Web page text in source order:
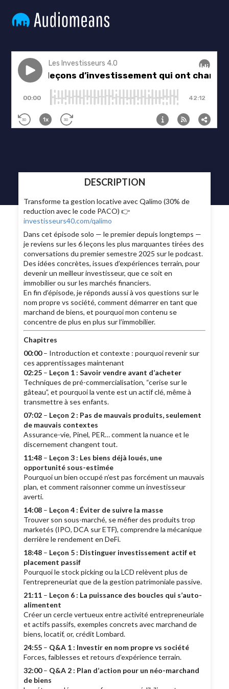
DESCRIPTION
Transforme ta gestion locative avec Qalimo (30% de
reduction avec le code PACO) 👉
investisseurs40.com/qalimo
Dans cet épisode solo — le premier depuis longtemps —
je reviens sur les 6 leçons les plus marquantes tirées des
conversations du premier semestre 2025 sur le podcast.
Des idées concrètes, issues d’expériences terrain, pour
devenir un meilleur investisseur, que ce soit en
immobilier ou sur les marchés financiers.
En fin d’épisode, je réponds aussi à vos questions sur le
nom propre vs société, comment démarrer en tant que
marchand de biens, et pourquoi mon contenu se
concentre de plus en plus sur l’immobilier.
Chapitres
00:00– Introduction et contexte : pourquoi revenir sur
ces apprentissages maintenant
02:25 – Leçon 1 : Savoir vendre avant d’acheter
Techniques de pré-commercialisation, “cerise sur le
gâteau”, et pourquoi la vente est un actif clé, même à
transmettre à ses enfants.
07:02 – Leçon 2 : Pas de mauvais produits, seulement
de mauvais contextes
Assurance-vie, Pinel, PER… comment la nuance et le
discernement changent tout.
11:48 – Leçon 3 : Les biens déjà loués, une
opportunité sous-estimée
Pourquoi un bien occupé n’est pas forcément un mauvais
plan, et comment raisonner comme un investisseur
averti.
14:08 – Leçon 4 : Éviter de suivre la masse
Trouver son sous-marché, se méfier des produits trop
marketés (IPO, DCA sur ETF), comprendre la mécanique
derrière le rendement en DeFi.
18:48 – Leçon 5 : Distinguer investissement actif et
placement passif
Pourquoi le stock picking ou la LCD relèvent plus de
l’entrepreneuriat que de la gestion patrimoniale passive.
21:11 – Leçon 6 : La puissance des boucles qui s’auto-
alimentent
Créer un cercle vertueux entre activité entrepreneuriale
et actifs passifs, exemples concrets avec marchand de
biens, locatif, or, crédit Lombard.
24:55 – Q&A 1 : Investir en nom propre vs société
Forces, faiblesses et retours d’expérience terrain.
32:00– Q&A 2 : Plan d’action pour un néo-marchand
de biens